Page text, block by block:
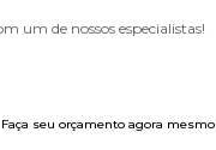
um de nossos especialistas!
Faça seu orçamento agora mesmo